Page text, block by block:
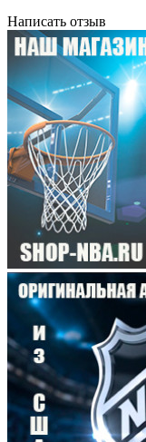
Написать отзыв